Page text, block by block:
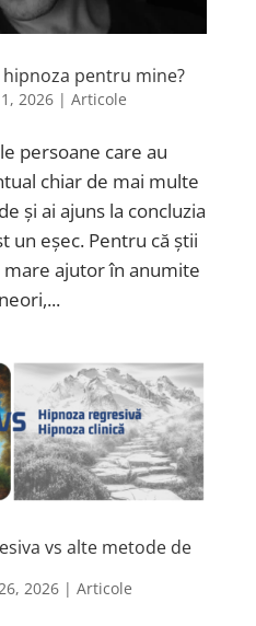
pentru mine?
2026| Articole
persoane care au
chiar de mai multe
și ai ajuns la concluzia
un eșec. Pentru că știi
mare ajutor în anumite
vs alte metode de
2026| Articole